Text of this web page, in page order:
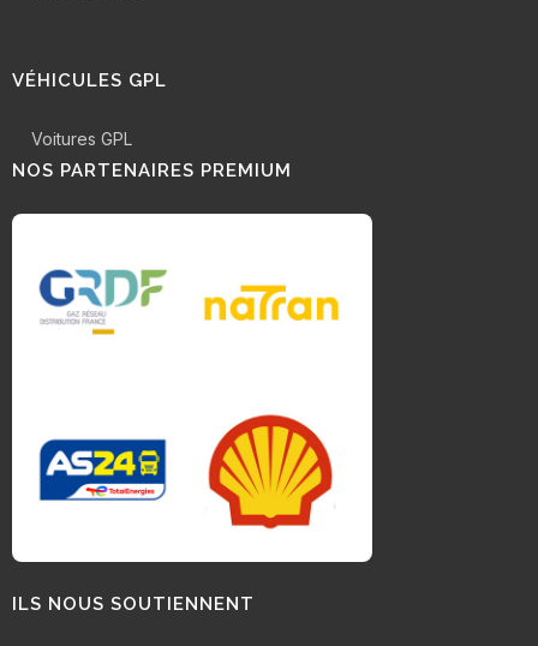
VÉHICULES GPL
Voitures GPL
NOS PARTENAIRES PREMIUM
ILS NOUS SOUTIENNENT